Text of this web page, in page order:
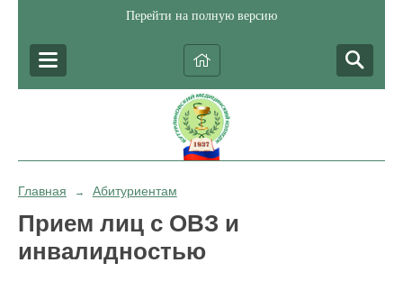
Перейти на полную версию
Главная → Абитуриентам
Прием лиц с ОВЗ и
инвалидностью